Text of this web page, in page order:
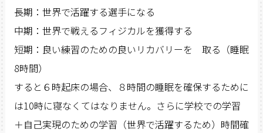
長期：世界で活躍する選手になる
中期：世界で戦えるフィジカルを獲得する
短期：良い練習のための良いリカバリーを 取る（睡眠
8時間）
すると６時起床の場合、８時間の睡眠を確保するために
は10時に寝なくてはなりません。さらに学校での学習
＋自己実現のための学習（世界で活躍するため）時間確